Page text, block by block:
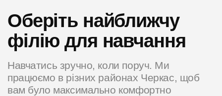
Оберіть найближчу
філію для навчання
Навчатись зручно, коли поруч. Ми
працюємо в різних районах Черкас, щоб
вам було максимально комфортно